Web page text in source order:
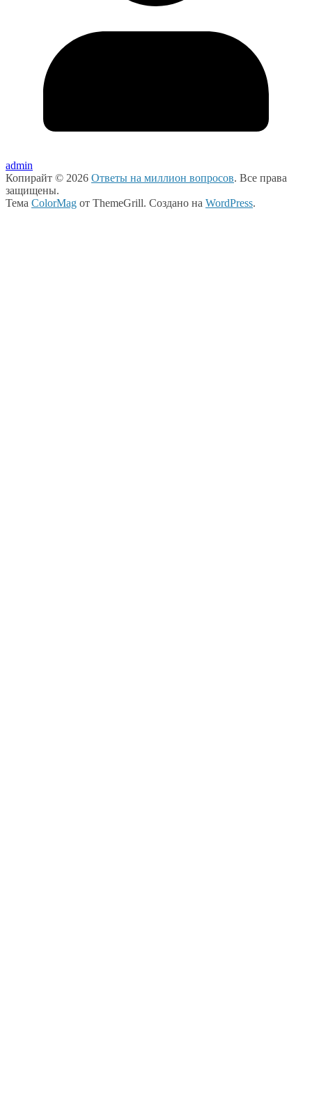
admin
Копирайт © 2026 Ответы на миллион вопросов. Все права
защищены.
Тема ColorMag от ThemeGrill. Создано на WordPress.